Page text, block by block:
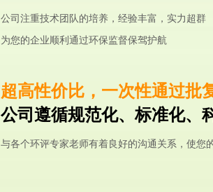
公司注重技术团队的培养，经验丰富，实力超群
为您的企业顺利通过环保监督保驾护航
超高性价比，一次性通过批
公司遵循规范化、标准化、
与各个环评专家老师有着良好的沟通关系，使您